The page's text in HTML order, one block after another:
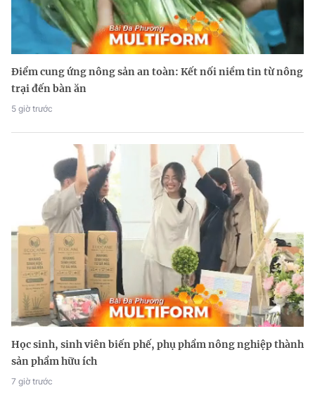
Điểm cung ứng nông sản an toàn: Kết nối niềm tin từ nông
trại đến bàn ăn
5 giờ trước
Học sinh, sinh viên biến phế, phụ phẩm nông nghiệp thành
sản phẩm hữu ích
7 giờ trước